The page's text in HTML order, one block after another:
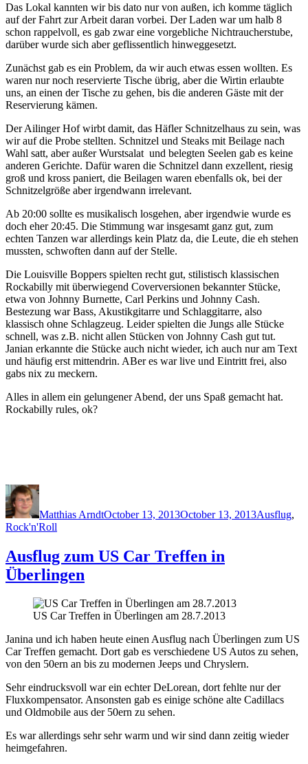
Das Lokal kannten wir bis dato nur von außen, ich komme täglich
auf der Fahrt zur Arbeit daran vorbei. Der Laden war um halb 8
schon rappelvoll, es gab zwar eine vorgebliche Nichtraucherstube,
darüber wurde sich aber geflissentlich hinweggesetzt.
Zunächst gab es ein Problem, da wir auch etwas essen wollten. Es
waren nur noch reservierte Tische übrig, aber die Wirtin erlaubte
uns, an einen der Tische zu gehen, bis die anderen Gäste mit der
Reservierung kämen.
Der Ailinger Hof wirbt damit, das Häfler Schnitzelhaus zu sein, was
wir auf die Probe stellten. Schnitzel und Steaks mit Beilage nach
Wahl satt, aber außer Wurstsalat und belegten Seelen gab es keine
anderen Gerichte. Dafür waren die Schnitzel dann exzellent, riesig
groß und kross paniert, die Beilagen waren ebenfalls ok, bei der
Schnitzelgröße aber irgendwann irrelevant.
Ab 20:00 sollte es musikalisch losgehen, aber irgendwie wurde es
doch eher 20:45. Die Stimmung war insgesamt ganz gut, zum
echten Tanzen war allerdings kein Platz da, die Leute, die eh stehen
mussten, schwoften dann auf der Stelle.
Die Louisville Boppers spielten recht gut, stilistisch klassischen
Rockabilly mit überwiegend Coverversionen bekannter Stücke,
etwa von Johnny Burnette, Carl Perkins und Johnny Cash.
Bestezung war Bass, Akustikgitarre und Schlaggitarre, also
klassisch ohne Schlagzeug. Leider spielten die Jungs alle Stücke
schnell, was z.B. nicht allen Stücken von Johnny Cash gut tut.
Janian erkannte die Stücke auch nicht wieder, ich auch nur am Text
und häufig erst mittendrin. ABer es war live und Eintritt frei, also
gabs nix zu meckern.
Alles in allem ein gelungener Abend, der uns Spaß gemacht hat.
Rockabilly rules, ok?
Author
Matthias ArndtOctober 13, 2013October 13, 2013Ausflug,
Rock'n'Roll
Ausflug zum US Car Treffen in
Überlingen
US Car Treffen in Überlingen am 28.7.2013
Janina und ich haben heute einen Ausflug nach Überlingen zum US
Car Treffen gemacht. Dort gab es verschiedene US Autos zu sehen,
von den 50ern an bis zu modernen Jeeps und Chryslern.
Sehr eindrucksvoll war ein echter DeLorean, dort fehlte nur der
Fluxkompensator. Ansonsten gab es einige schöne alte Cadillacs
und Oldmobile aus der 50ern zu sehen.
Es war allerdings sehr sehr warm und wir sind dann zeitig wieder
heimgefahren.